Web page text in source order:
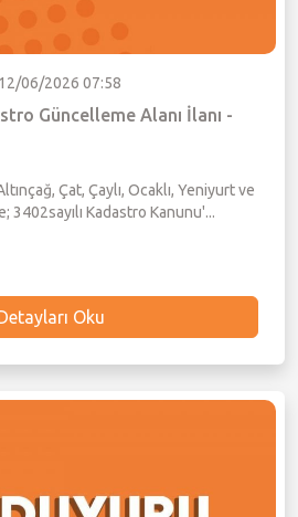
06/2026 07:58
Güncelleme Alanı İlanı -
Çat, Çaylı, Ocaklı, Yeniyurt ve
Kadastro Kanunu'...
Oku